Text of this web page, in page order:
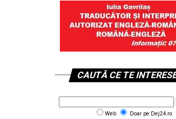
CAUTĂ CE TE
Web Doar pe Dej24.ro